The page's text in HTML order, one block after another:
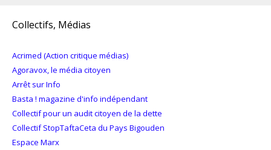
Collectifs, Médias
Acrimed (Action critique médias)
Agoravox, le média citoyen
Arrêt sur Info
Basta ! magazine d'info indépendant
Collectif pour un audit citoyen de la dette
Collectif StopTaftaCeta du Pays Bigouden
Espace Marx